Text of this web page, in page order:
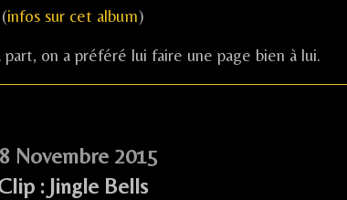
(infos sur cet album)
on a préféré lui faire une page bien à lui.
Novembre 2015
: Jingle Bells